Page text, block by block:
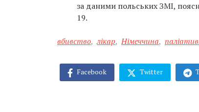
за даними польських ЗМІ,
19.
вбивство, лікар, Німеччина,
Facebook Twitter